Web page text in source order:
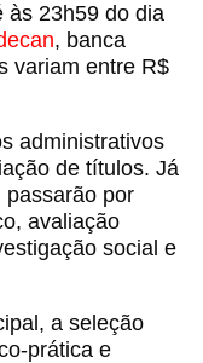
às 23h59 do dia
, banca
variam entre R$
administrativos
de títulos. Já
passarão por
avaliação
social e
a seleção
prática e